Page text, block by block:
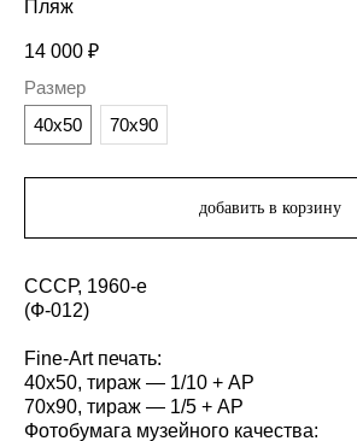
Пляж
14 000 ₽
Размер
40х50
70х90
добавить в корзину
СССР, 1960-е
(Ф-012)
Fine-Art печать:
40х50, тираж — 1/10 + AP
70х90, тираж — 1/5 + AP
Фотобумага музейного качества: